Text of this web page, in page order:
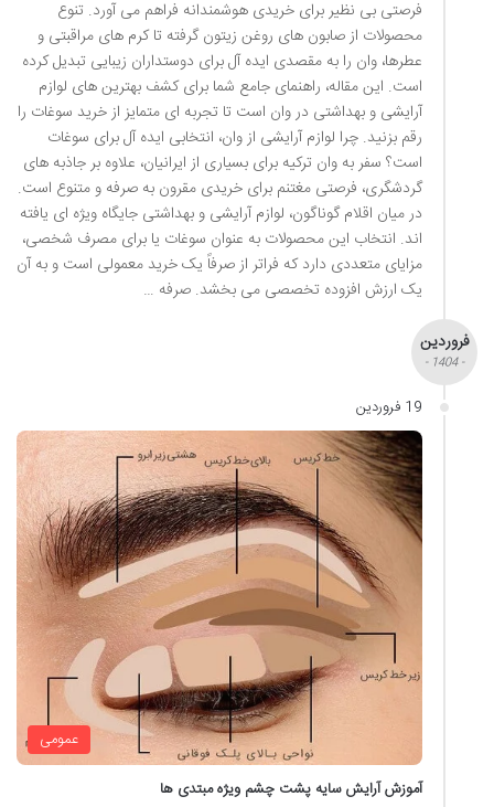
فرصتی بی نظیر برای خریدی هوشمندانه فراهم می آورد. تنوع
محصولات از صابون های روغن زیتون گرفته تا کرم های مراقبتی و
عطرها، وان را به مقصدی ایده آل برای دوستداران زیبایی تبدیل کرده
است. این مقاله، راهنمای جامع شما برای کشف بهترین های لوازم
آرایشی و بهداشتی در وان است تا تجربه ای متمایز از خرید سوغات را
رقم بزنید. چرا لوازم آرایشی از وان، انتخابی ایده آل برای سوغات
است؟ سفر به وان ترکیه برای بسیاری از ایرانیان، علاوه بر جاذبه های
گردشگری، فرصتی مغتنم برای خریدی مقرون به صرفه و متنوع است.
در میان اقلام گوناگون، لوازم آرایشی و بهداشتی جایگاه ویژه ای یافته
اند. انتخاب این محصولات به عنوان سوغات یا برای مصرف شخصی،
مزایای متعددی دارد که فراتر از صرفاً یک خرید معمولی است و به آن
یک ارزش افزوده تخصصی می بخشد. صرفه …
فروردین
- 1404 -
19 فروردین
عمومی
آموزش آرایش سایه پشت چشم ویژه مبتدی ها